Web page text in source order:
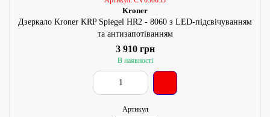
Kroner
Дзеркало Kroner KRP Spiegel HR2 - 8060 з LED-підсвічуванням
та антизапотіванням
3 910 грн
В наявності
Артикул